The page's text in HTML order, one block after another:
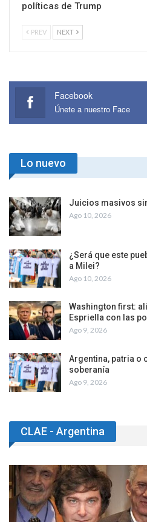
políticas de Trump
PREV NEXT
Facebook
Únete a nuestro Face
Lo nuevo
Juicios masivos
Ago 10, 2026
¿Será que este
a Milei?
Ago 10, 2026
Washington first:
Espriella con las
Ago 9, 2026
Argentina, patria o
soberanía
Ago 9, 2026
CLAE - Argentina